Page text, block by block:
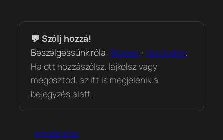
💬 Szólj hozzá!
Beszélgessünk róla: Bluesky · Mastodon.
Ha ott hozzászólsz, lájkolsz vagy
megosztod, az itt is megjelenik a
bejegyzés alatt.
wordpress